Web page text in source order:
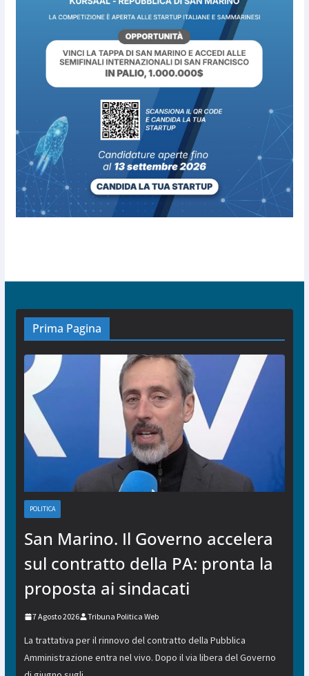
Prima Pagina
POLITICA
San Marino. Il Governo accelera
sul contratto della PA: pronta la
proposta ai sindacati
7 Agosto 2026 Tribuna Politica Web
La trattativa per il rinnovo del contratto della Pubblica
Amministrazione entra nel vivo. Dopo il via libera del Governo